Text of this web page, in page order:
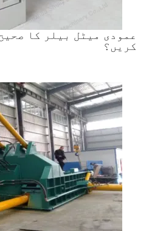
عمودی میٹل بیلر کا
کریں؟